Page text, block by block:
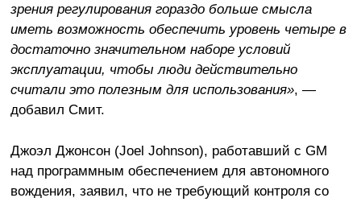
зрения регулирования гораздо больше смысла
иметь возможность обеспечить уровень четыре в
достаточно значительном наборе условий
эксплуатации, чтобы люди действительно
считали это полезным для использования», —
добавил Смит.
Джоэл Джонсон (Joel Johnson), работавший с GM
над программным обеспечением для автономного
вождения, заявил, что не требующий контроля со